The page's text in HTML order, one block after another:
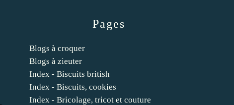
Pages
Blogs à croquer
Blogs à zieuter
Index - Biscuits british
Index - Biscuits, cookies
Index - Bricolage, tricot et couture